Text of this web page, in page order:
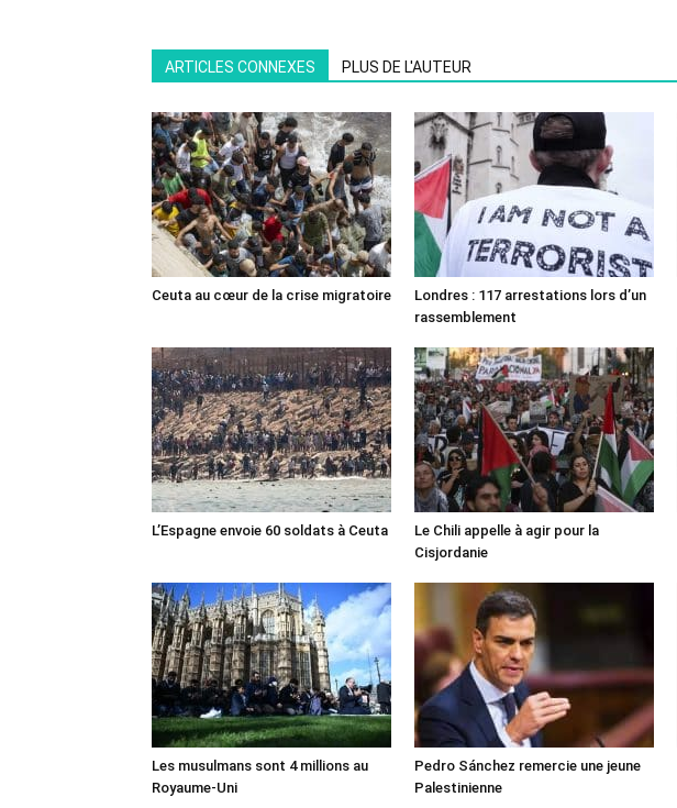
ARTICLES CONNEXES PLUS DE L'AUTEUR
Ceuta au cœur de la crise migratoire
Londres : 117 arrestations lors d’un
rassemblement
L’Espagne envoie 60 soldats à Ceuta
Le Chili appelle à agir pour la
Cisjordanie
Les musulmans sont 4 millions au
Royaume-Uni
Pedro Sánchez remercie une jeune
Palestinienne